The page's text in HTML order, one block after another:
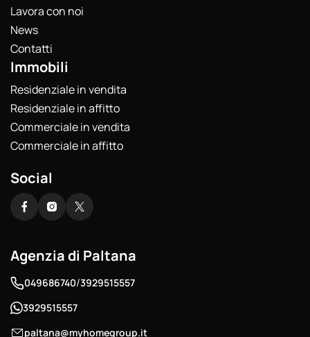
Lavora con noi
News
Contatti
Immobili
Residenziale in vendita
Residenziale in affitto
Commerciale in vendita
Commerciale in affitto
Social
Agenzia di Paltana
049686740/3929515557
3929515557
paltana@myhomegroup.it